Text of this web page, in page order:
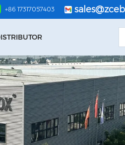
+86 17317057403